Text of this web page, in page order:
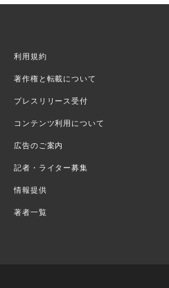
利用規約
著作権と転載について
プレスリリース受付
コンテンツ利用について
広告のご案内
記者・ライター募集
情報提供
著者一覧